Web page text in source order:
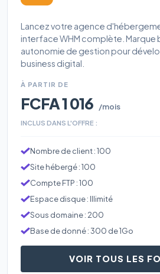
Lancez votre agence
interface WHM complète. Marque
autonomie de gestion pour
business digital.
À PARTIR DE
FCFA 1 016 /mois
INCLUS DANS L'OFFRE :
Nombre de client : 100
Site hébergé : 100
Compte FTP : 100
Espace disque : Illimité
Sous domaine : 200
Base de donné : 300 de 1Go
VOIR TOUS LES